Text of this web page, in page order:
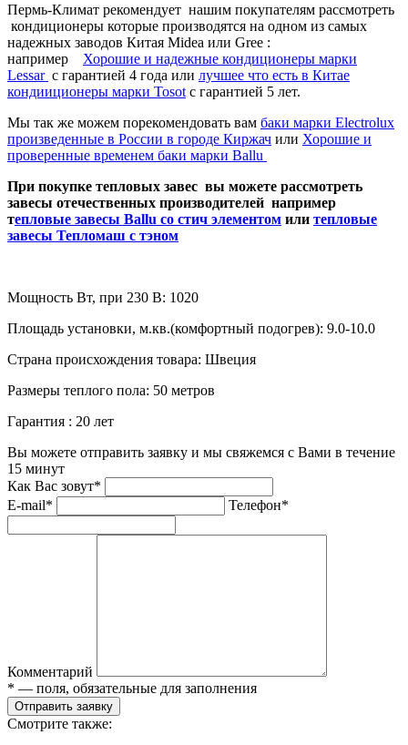
Пермь-Климат рекомендует нашим покупателям рассмотреть
кондиционеры которые производятся на одном из самых
надежных заводов Китая Midea или Gree :
например Хорошие и надежные кондиционеры марки
Lessar c гарантией 4 года или лучшее что есть в Китае
кондииционеры марки Tosot с гарантией 5 лет.
Мы так же можем порекомендовать вам баки марки Electrolux
произведенные в России в городе Киржач или Хорошие и
проверенные временем баки марки Ballu
При покупке тепловых завес вы можете рассмотреть
завесы отечественных производителей например
тепловые завесы Ballu со стич элементом или тепловые
завесы Тепломаш с тэном
Мощность Вт, при 230 В: 1020
Площадь установки, м.кв.(комфортный подогрев): 9.0-10.0
Страна происхождения товара: Швеция
Размеры теплого пола: 50 метров
Гарантия : 20 лет
Вы можете отправить заявку и мы свяжемся с Вами в течение
15 минут
Как Вас зовут*
E-mail*
Телефон*
Комментарий
* — поля, обязательные для заполнения
Отправить заявку
Смотрите также: